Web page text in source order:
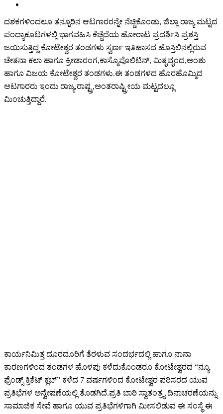
ದಶಕಗಳಿಂದಲೂ ತನ್ನೂರಿನ ಆಟಗಾರರನ್ನೇ ನೆಚ್ಚಿಕೊಂಡು, ಜಿಲ್ಲಾ ರಾಜ್ಯ ಮಟ್ಟದ
ಪಂದ್ಯಾಕೂಟಗಳಲ್ಲಿ ಭಾಗವಹಿಸಿ ಕೆಚ್ಚೆದೆಯ ಹೋರಾಟ ಪ್ರದರ್ಶಿಸಿ ಪ್ರಶಸ್ತಿ
ಜಯಿಸುತ್ತಿದ್ದ ಕೋಟೇಶ್ವರ ತಂಡಗಳು ಸ್ವರ್ಣ ಇತಿಹಾಸದ ಹೊಸ್ತಿಲಿನಲ್ಲಿರುವ
ಚೇತನಾ ಕಲಾ ಹಾಗೂ ಕ್ರೀಡಾರಂಗ,ಕಾಸ್ಮೊಪೊಲಿಟಿನ್, ಮಿತೃವೃಂದ,ಅಂಶು
ಹಾಗೂ ವಿಜಯ ಕೋಟೇಶ್ವರ ತಂಡಗಳು.ಈ ತಂಡಗಳದ ಹೊರಹೊಮ್ಮಿದ
ಆಟಗಾರರು ಇಂದು ರಾಜ್ಯ,ರಾಷ್ಟ್ರ,ಅಂತರಾಷ್ಟ್ರೀಯ ಮಟ್ಟದಲ್ಲೂ
ಮಿಂಚುತ್ತಿದ್ದಾರೆ.
ಕಾರ್ಯನಿಮಿತ್ತ ದೂರದೂರಿಗೆ ತೆರಳುವ ಸಂದರ್ಭದಲ್ಲಿ ಹಾಗೂ ನಾನಾ
ಕಾರಣಗಳಿಂದ ತಂಡಗಳ ಹೊಳಪು ಕಳೆದುಕೊಂಡರೂ ಕೋಟೇಶ್ವರದ “ನ್ಯೂ
ಫ್ರೆಂಡ್ಸ್ ಕ್ರಿಕೆಟ್ ಕ್ಲಬ್” ಕಳೆದ 7 ವರ್ಷಗಳಿಂದ ಕೋಟೇಶ್ವರ ಪರಿಸರದ ಯುವ
ಪ್ರತಿಭೆಗಳ ಅನ್ವೇಷಣೆಯಲ್ಲಿ ತೊಡಗಿದೆ.ಪ್ರತಿ ಬಾರಿ ಸ್ವಾತಂತ್ರ್ಯ ದಿನಾಚರಣೆಯನ್ನು
ಸಾಮಾಜಿಕ ಸೇವೆ ಹಾಗೂ ಯುವ ಪ್ರತಿಭೆಗಳಿಗಾಗಿ ಮೀಸಲಿಡುವ ಈ ಸಂಸ್ಥೆ ಈ